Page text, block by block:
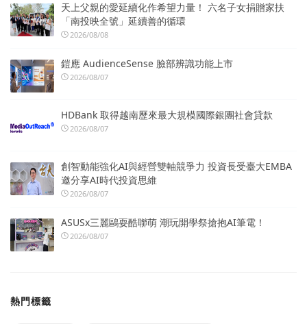
天上父親的愛延續化作希望力量！ 六名子女捐贈家扶
「南投映全號」延續善的循環
2026/08/08
鎧應 AudienceSense 臉部辨識功能上市
2026/08/07
HDBank 取得越南歷來最大規模國際銀團社會貸款
2026/08/07
創智動能強化AI與經營雙軸競爭力 投資長受臺大EMBA
邀分享AI時代投資思維
2026/08/07
ASUSx三麗鷗耍酷聯萌 潮玩開學祭搶抱AI筆電！
2026/08/07
熱門標籤